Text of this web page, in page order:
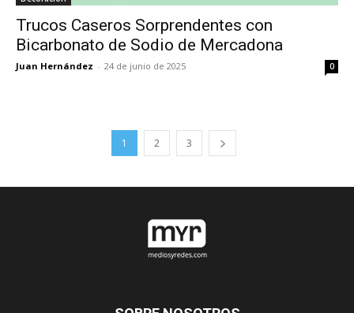
Trucos Caseros Sorprendentes con
Bicarbonato de Sodio de Mercadona
Juan Hernández - 24 de junio de 2025 0
1 2 3